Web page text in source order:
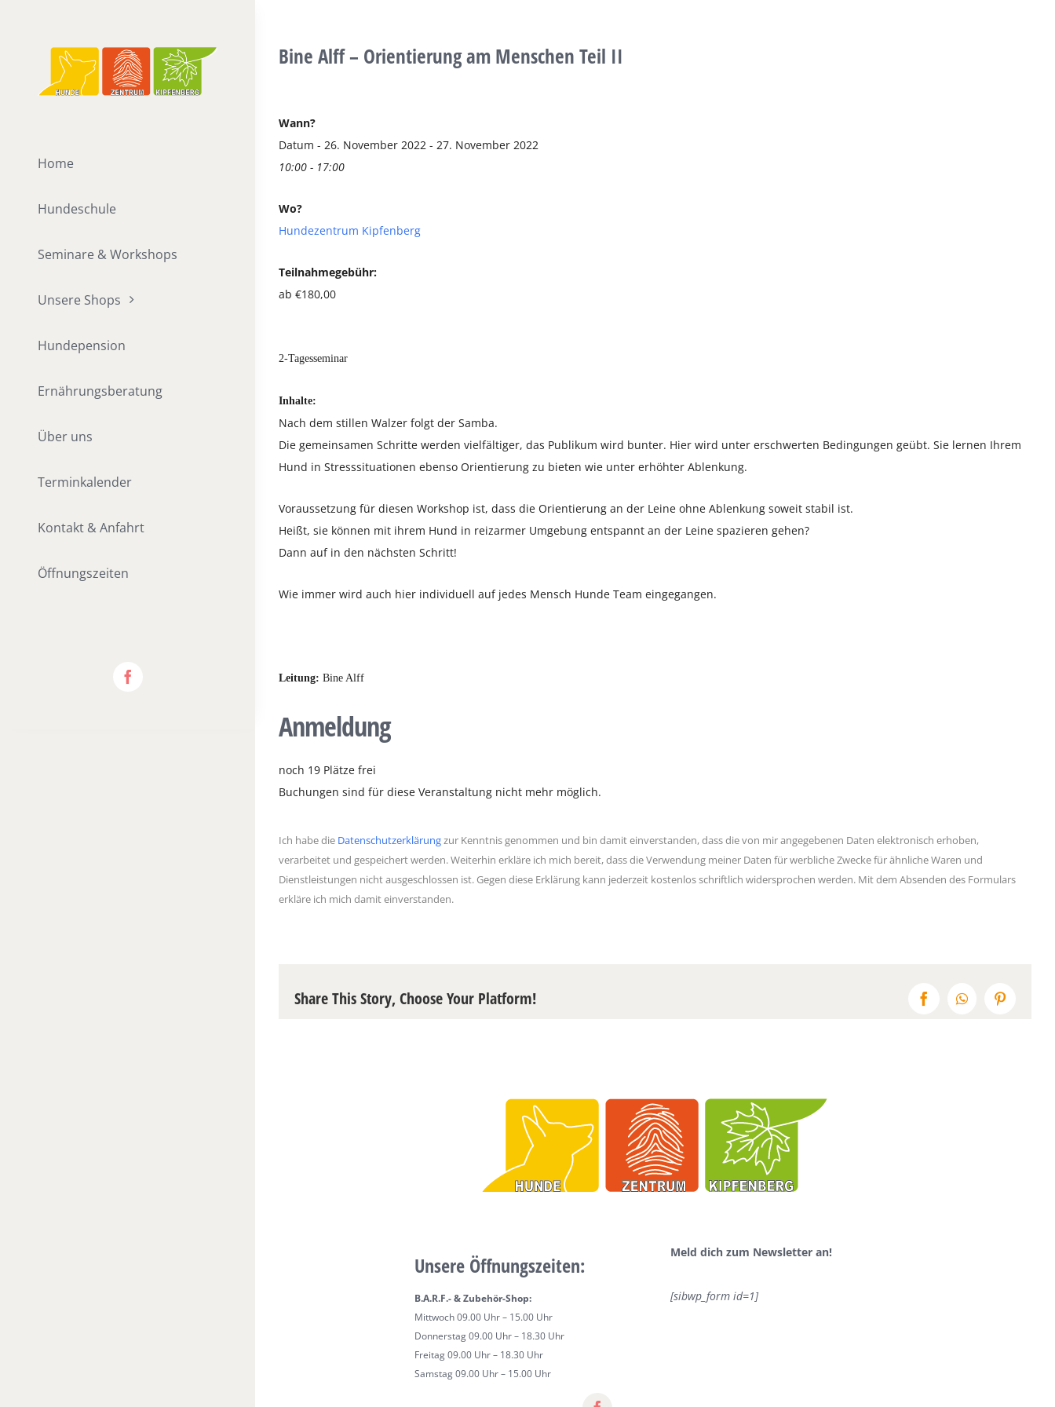
Home
Hundeschule
Seminare & Workshops
Unsere Shops
Hundepension
Ernährungsberatung
Über uns
Terminkalender
Kontakt & Anfahrt
Öffnungszeiten
Bine Alff – Orientierung am Menschen Teil II
grösseres
Bild
Wann?
Datum - 26. November 2022 - 27. November 2022
10:00 - 17:00
Wo?
Hundezentrum Kipfenberg
Teilnahmegebühr:
ab €180,00
2-Tagesseminar
Inhalte:
Nach dem stillen Walzer folgt der Samba.
Die gemeinsamen Schritte werden vielfältiger, das Publikum wird bunter. Hier wird unter erschwerten Bedingungen geübt. Sie lernen Ihrem
Hund in Stresssituationen ebenso Orientierung zu bieten wie unter erhöhter Ablenkung.
Voraussetzung für diesen Workshop ist, dass die Orientierung an der Leine ohne Ablenkung soweit stabil ist.
Heißt, sie können mit ihrem Hund in reizarmer Umgebung entspannt an der Leine spazieren gehen?
Dann auf in den nächsten Schritt!
Wie immer wird auch hier individuell auf jedes Mensch Hunde Team eingegangen.
Leitung: Bine Alff
Anmeldung
noch 19 Plätze frei
Buchungen sind für diese Veranstaltung nicht mehr möglich.
Ich habe die Datenschutzerklärungzur Kenntnis genommen und bin damit einverstanden, dass die von mir angegebenen Daten elektronisch erhoben,
verarbeitet und gespeichert werden. Weiterhin erkläre ich mich bereit, dass die Verwendung meiner Daten für werbliche Zwecke für ähnliche Waren und
Dienstleistungen nicht ausgeschlossen ist. Gegen diese Erklärung kann jederzeit kostenlos schriftlich widersprochen werden. Mit dem Absenden des Formulars
erkläre ich mich damit einverstanden.
Share This Story, Choose Your Platform! FacebookWhatsAppPinterest
Unsere Öffnungszeiten:
B.A.R.F.- & Zubehör-Shop:
Mittwoch 09.00 Uhr – 15.00 Uhr
Donnerstag 09.00 Uhr – 18.30 Uhr
Freitag 09.00 Uhr – 18.30 Uhr
Samstag 09.00 Uhr – 15.00 Uhr
Meld dich zum Newsletter an!
[sibwp_form id=1]